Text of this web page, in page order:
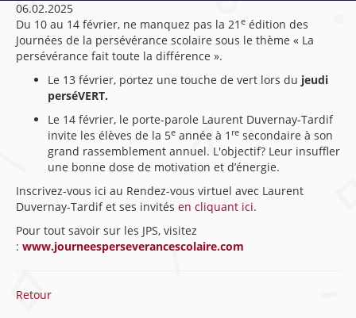
06.02.2025
Du 10 au 14 février, ne manquez pas la 21 e édition des
Journées de la persévérance scolaire sous le thème « La
persévérance fait toute la différence ».
Le 13 février, portez une touche de vert lors du jeudi
perséVERT.
Le 14 février, le porte-parole Laurent Duvernay-Tardif
invite les élèves de la 5e année à 1 re secondaire à son
grand rassemblement annuel. L'objectif? Leur insuffler
une bonne dose de motivation et d’énergie.
Inscrivez-vous ici au Rendez-vous virtuel avec Laurent
Duvernay-Tardif et ses invités en cliquant ici.
Pour tout savoir sur les JPS, visitez
: www.journeesperseverancescolaire.com
Retour